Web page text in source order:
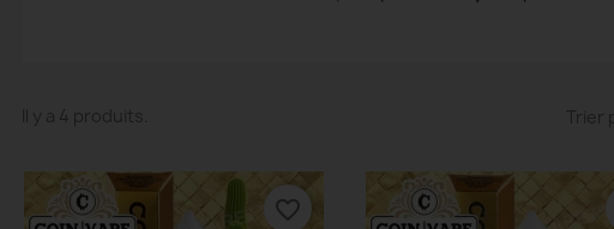
Il y a 4 produits. Trier
favorite_border